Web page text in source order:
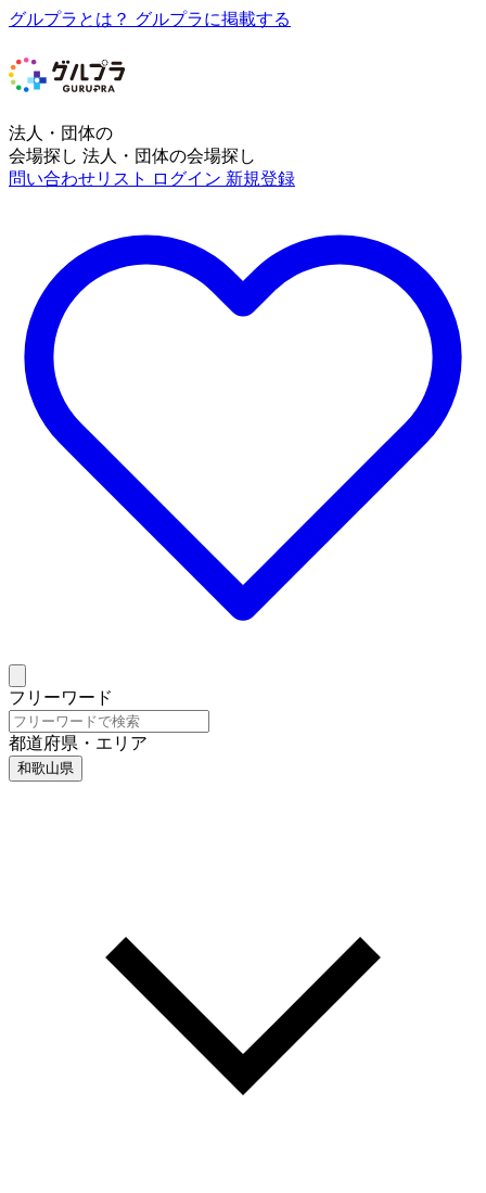
グルプラとは？ グルプラに掲載する
法人・団体の
会場探し 法人・団体の会場探し
問い合わせリスト
ログイン 新規登録
フリーワード
都道府県・エリア
和歌山県